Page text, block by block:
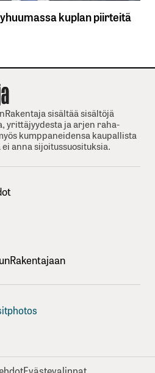
kuplan piirteitä
sisältää sisältöjä
yrittäjyydesta ja arjen raha-
kumppaneidensa kaupallista
anna sijoitussuosituksia.